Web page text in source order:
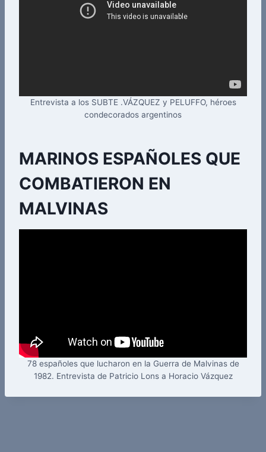
Entrevista a los SUBTE .VÁZQUEZ y PELUFFO, héroes
condecorados argentinos
MARINOS ESPAÑOLES QUE
COMBATIERON EN
MALVINAS
78 españoles que lucharon en la Guerra de Malvinas de
1982. Entrevista de Patricio Lons a Horacio Vázquez